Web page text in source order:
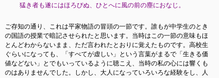
猛き者も遂にはほろびぬ、ひとへに風の前の塵におなじ。
ご存知の通り、これは平家物語の冒頭の一節です。誰もが中学生のとき
の国語の授業で暗記させられたと思います。当時はこの一節の意味もほ
とんどわからないまま、ただ言われたとおりに覚えたものです。高校生
ぐらいになっても、「すべてが虚しい」という言葉がまるで「生きる価
値などない」とでもいっているように聴こえ、当時の私の心には響くも
のはありませんでした。しかし、大人になっていろいろな経験をし、人